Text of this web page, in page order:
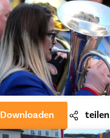
Downloaden teilen